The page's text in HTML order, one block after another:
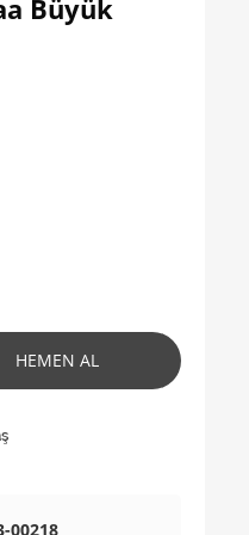
Büyük
HEMEN AL
00218